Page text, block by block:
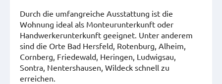
Durch die umfangreiche Ausstattung ist die
Wohnung ideal als Monteurunterkunft oder
Handwerkerunterkunft geeignet. Unter anderem
sind die Orte Bad Hersfeld, Rotenburg, Alheim,
Cornberg, Friedewald, Heringen, Ludwigsau,
Sontra, Nentershausen, Wildeck schnell zu
erreichen.